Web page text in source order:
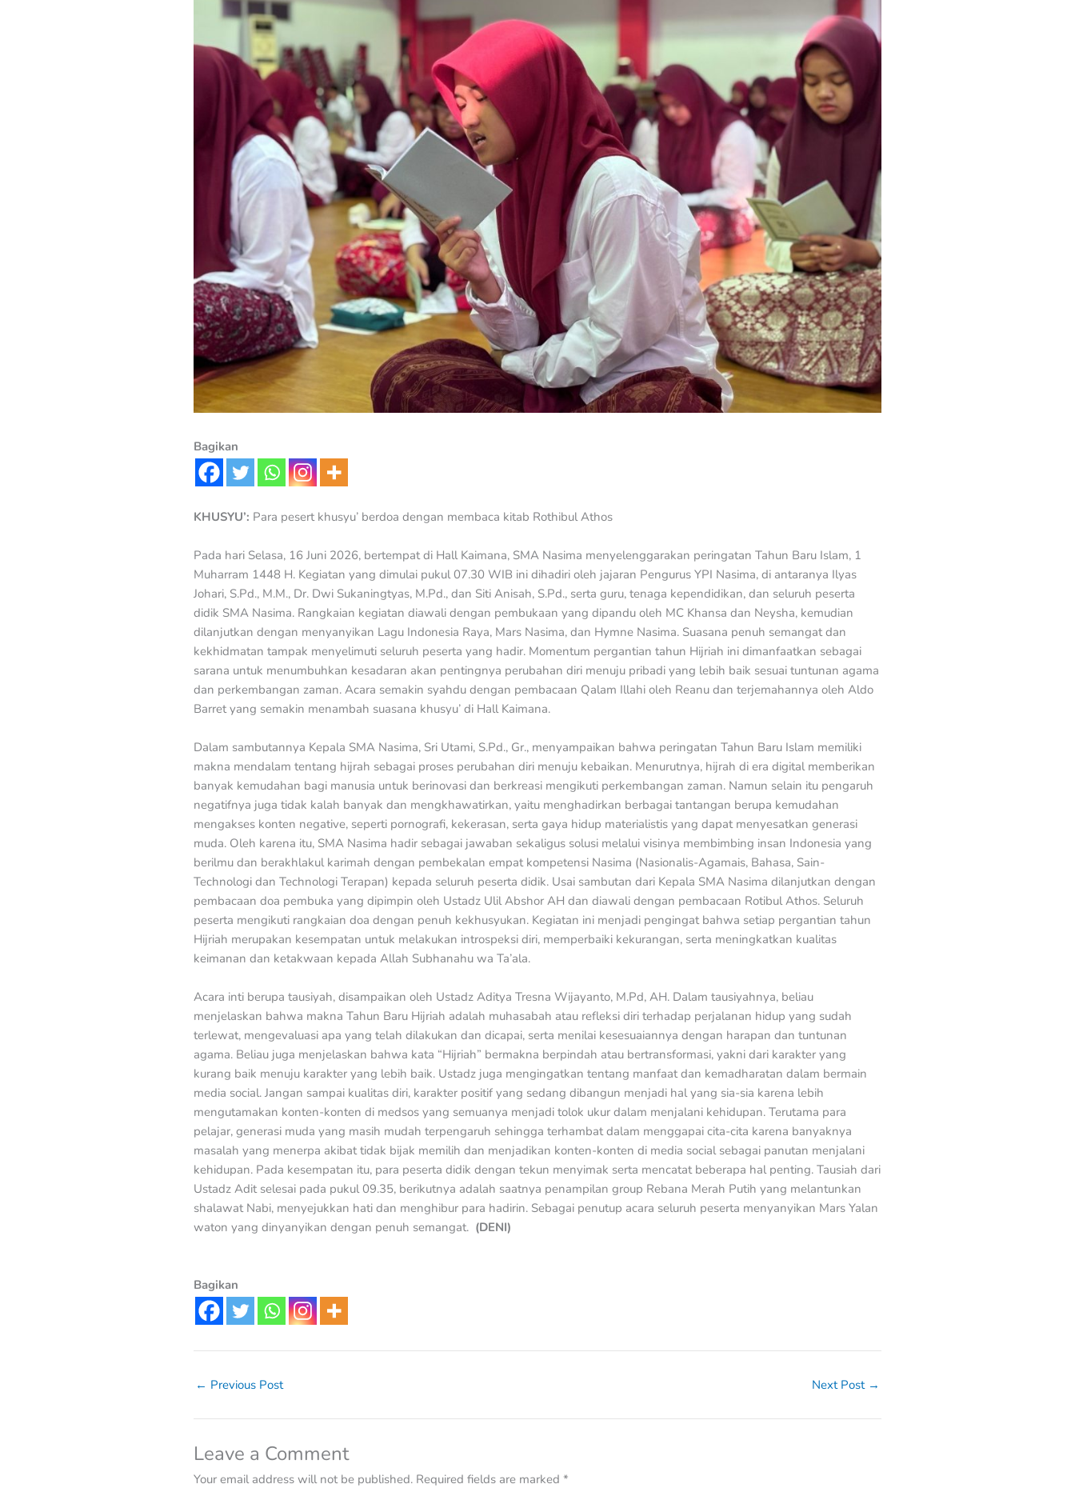
Bagikan
KHUSYU’: Para pesert khusyu’ berdoa dengan membaca kitab Rothibul Athos
Pada hari Selasa, 16 Juni 2026, bertempat di Hall Kaimana, SMA Nasima menyelenggarakan peringatan Tahun Baru Islam, 1
Muharram 1448 H. Kegiatan yang dimulai pukul 07.30 WIB ini dihadiri oleh jajaran Pengurus YPI Nasima, di antaranya Ilyas
Johari, S.Pd., M.M., Dr. Dwi Sukaningtyas, M.Pd., dan Siti Anisah, S.Pd., serta guru, tenaga kependidikan, dan seluruh peserta
didik SMA Nasima. Rangkaian kegiatan diawali dengan pembukaan yang dipandu oleh MC Khansa dan Neysha, kemudian
dilanjutkan dengan menyanyikan Lagu Indonesia Raya, Mars Nasima, dan Hymne Nasima. Suasana penuh semangat dan
kekhidmatan tampak menyelimuti seluruh peserta yang hadir. Momentum pergantian tahun Hijriah ini dimanfaatkan sebagai
sarana untuk menumbuhkan kesadaran akan pentingnya perubahan diri menuju pribadi yang lebih baik sesuai tuntunan agama
dan perkembangan zaman. Acara semakin syahdu dengan pembacaan Qalam Illahi oleh Reanu dan terjemahannya oleh Aldo
Barret yang semakin menambah suasana khusyu’ di Hall Kaimana.
Dalam sambutannya Kepala SMA Nasima, Sri Utami, S.Pd., Gr., menyampaikan bahwa peringatan Tahun Baru Islam memiliki
makna mendalam tentang hijrah sebagai proses perubahan diri menuju kebaikan. Menurutnya, hijrah di era digital memberikan
banyak kemudahan bagi manusia untuk berinovasi dan berkreasi mengikuti perkembangan zaman. Namun selain itu pengaruh
negatifnya juga tidak kalah banyak dan mengkhawatirkan, yaitu menghadirkan berbagai tantangan berupa kemudahan
mengakses konten negative, seperti pornografi, kekerasan, serta gaya hidup materialistis yang dapat menyesatkan generasi
muda. Oleh karena itu, SMA Nasima hadir sebagai jawaban sekaligus solusi melalui visinya membimbing insan Indonesia yang
berilmu dan berakhlakul karimah dengan pembekalan empat kompetensi Nasima (Nasionalis-Agamais, Bahasa, Sain-
Technologi dan Technologi Terapan) kepada seluruh peserta didik. Usai sambutan dari Kepala SMA Nasima dilanjutkan dengan
pembacaan doa pembuka yang dipimpin oleh Ustadz Ulil Abshor AH dan diawali dengan pembacaan Rotibul Athos. Seluruh
peserta mengikuti rangkaian doa dengan penuh kekhusyukan. Kegiatan ini menjadi pengingat bahwa setiap pergantian tahun
Hijriah merupakan kesempatan untuk melakukan introspeksi diri, memperbaiki kekurangan, serta meningkatkan kualitas
keimanan dan ketakwaan kepada Allah Subhanahu wa Ta’ala.
Acara inti berupa tausiyah, disampaikan oleh Ustadz Aditya Tresna Wijayanto, M.Pd, AH. Dalam tausiyahnya, beliau
menjelaskan bahwa makna Tahun Baru Hijriah adalah muhasabah atau refleksi diri terhadap perjalanan hidup yang sudah
terlewat, mengevaluasi apa yang telah dilakukan dan dicapai, serta menilai kesesuaiannya dengan harapan dan tuntunan
agama. Beliau juga menjelaskan bahwa kata “Hijriah” bermakna berpindah atau bertransformasi, yakni dari karakter yang
kurang baik menuju karakter yang lebih baik. Ustadz juga mengingatkan tentang manfaat dan kemadharatan dalam bermain
media social. Jangan sampai kualitas diri, karakter positif yang sedang dibangun menjadi hal yang sia-sia karena lebih
mengutamakan konten-konten di medsos yang semuanya menjadi tolok ukur dalam menjalani kehidupan. Terutama para
pelajar, generasi muda yang masih mudah terpengaruh sehingga terhambat dalam menggapai cita-cita karena banyaknya
masalah yang menerpa akibat tidak bijak memilih dan menjadikan konten-konten di media social sebagai panutan menjalani
kehidupan. Pada kesempatan itu, para peserta didik dengan tekun menyimak serta mencatat beberapa hal penting. Tausiah dari
Ustadz Adit selesai pada pukul 09.35, berikutnya adalah saatnya penampilan group Rebana Merah Putih yang melantunkan
shalawat Nabi, menyejukkan hati dan menghibur para hadirin. Sebagai penutup acara seluruh peserta menyanyikan Mars Yalan
waton yang dinyanyikan dengan penuh semangat. (DENI)
Bagikan
← Previous Post Next Post →
Leave a Comment
Your email address will not be published. Required fields are marked *